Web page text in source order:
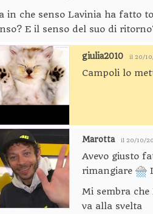
in che senso Lavinia ha fatto
E il senso del suo di
giulia2010 il 20/
Campoli lo
Marotta il 20/10/
Avevo giusto
rimangiare
Mi sembra
va alla svelta